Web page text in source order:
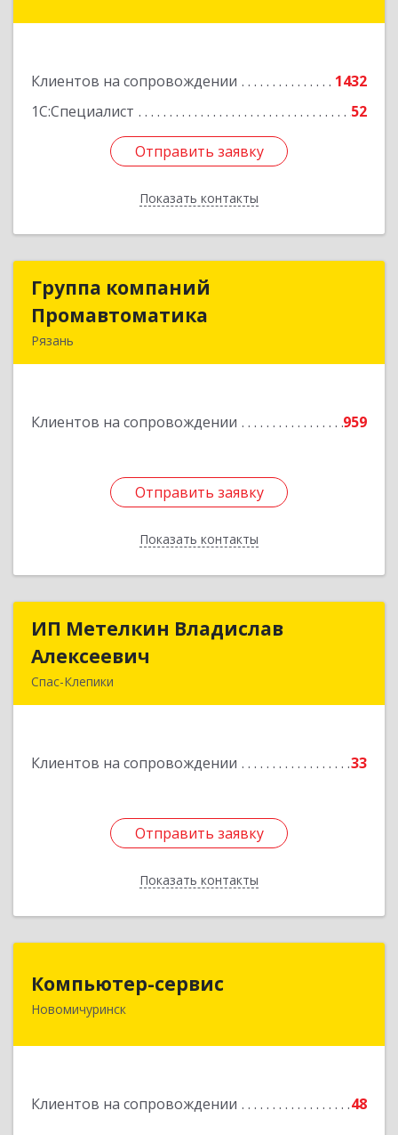
Клиентов на сопровождении
1432
1С:Специалист
52
Отправить заявку
Показать контакты
Отправить заявку
Назад
Группа компаний
Промавтоматика
Рязань
Клиентов на сопровождении 959
Отправить заявку
Показать контакты
Группа компаний
Промавтоматика
Подробнее
Отправить заявку
Назад
ИП Метелкин Владислав
Алексеевич
Спас-Клепики
Клиентов на сопровождении 33
Отправить заявку
Показать контакты
ИП Метелкин Владислав
Подробнее
Отправить заявку
Назад
Компьютер-сервис
Новомичуринск
Клиентов на сопровождении 48
391160, Рязанская обл, Пронский р-н,
Подробнее